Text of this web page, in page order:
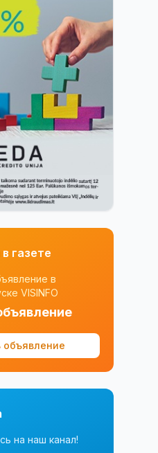
газете
в
VISINFO
объявление
на наш канал!